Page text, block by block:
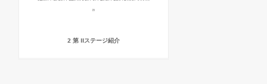
2 第 IIステージ紹介